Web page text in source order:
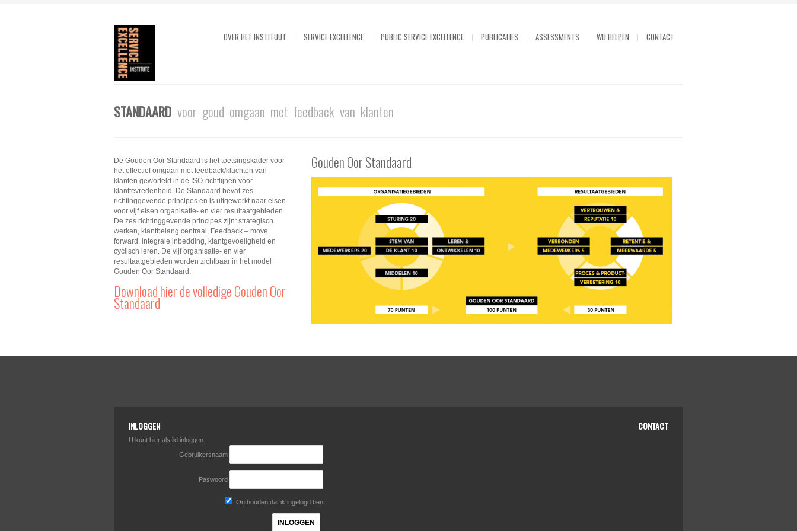
OVER HET INSTITUUT SERVICE EXCELLENCE PUBLIC SERVICE EXCELLENCE PUBLICATIES ASSESSMENTS WIJ HELPEN CONTACT
STANDAARD voor goud omgaan met feedback van klanten
De Gouden Oor Standaard is het toetsingskader voor
het effectief omgaan met feedback/klachten van
klanten geworteld in de ISO-richtlijnen voor
klanttevredenheid. De Standaard bevat zes
richtinggevende principes en is uitgewerkt naar eisen
voor vijf eisen organisatie- en vier resultaatgebieden.
De zes richtinggevende principes zijn: strategisch
werken, klantbelang centraal, Feedback – move
forward, integrale inbedding, klantgevoeligheid en
cyclisch leren. De vijf organisatie- en vier
resultaatgebieden worden zichtbaar in het model
Gouden Oor Standaard:
Download hier de volledige Gouden Oor
Standaard
Gouden Oor Standaard
INLOGGEN
U kunt hier als lid inloggen.
Gebruikersnaam
Paswoord
Onthouden dat ik ingelogd ben
CONTACT